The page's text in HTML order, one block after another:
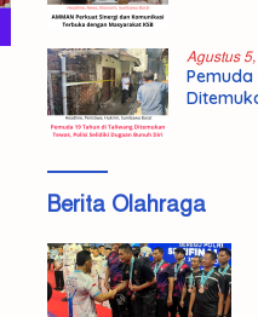
Agustus
Pemuda
Berita Olahraga